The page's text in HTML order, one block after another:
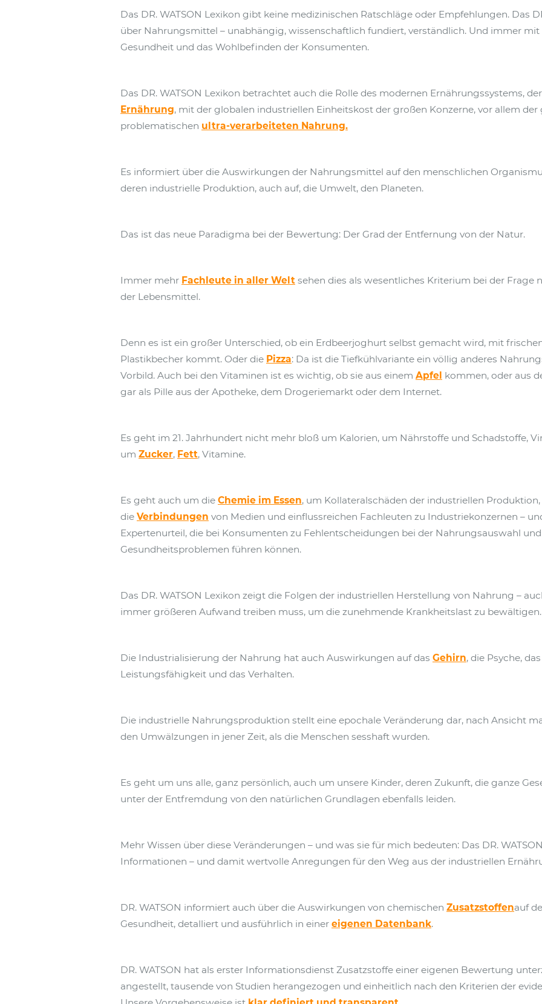
Das DR. WATSON Lexikon gibt keine medizinischen Ratschläge oder Empfehlungen. Das
über Nahrungsmittel – unabhängig, wissenschaftlich fundiert, verständlich. Und immer mit
Gesundheit und das Wohlbefinden der Konsumenten.
Das DR. WATSON Lexikon betrachtet auch die Rolle des modernen Ernährungssystems,
Ernährung, mit der globalen industriellen Einheitskost der großen Konzerne, vor allem
problematischen ultra-verarbeiteten Nahrung.
Es informiert über die Auswirkungen der Nahrungsmittel auf den menschlichen
deren industrielle Produktion, auch auf, die Umwelt, den Planeten.
Das ist das neue Paradigma bei der Bewertung: Der Grad der Entfernung von der Natur.
Immer mehr Fachleute in aller Welt sehen dies als wesentliches Kriterium bei der Frage
der Lebensmittel.
Denn es ist ein großer Unterschied, ob ein Erdbeerjoghurt selbst gemacht wird, mit
Plastikbecher kommt. Oder die Pizza: Da ist die Tiefkühlvariante ein völlig anderes
Vorbild. Auch bei den Vitaminen ist es wichtig, ob sie aus einem Apfel kommen, oder aus
gar als Pille aus der Apotheke, dem Drogeriemarkt oder dem Internet.
Es geht im 21. Jahrhundert nicht mehr bloß um Kalorien, um Nährstoffe und Schadstoffe,
um Zucker, Fett, Vitamine.
Es geht auch um die Chemie im Essen, um Kollateralschäden der industriellen
die Verbindungen von Medien und einflussreichen Fachleuten zu Industriekonzernen –
Expertenurteil, die bei Konsumenten zu Fehlentscheidungen bei der Nahrungsauswahl
Gesundheitsproblemen führen können.
Das DR. WATSON Lexikon zeigt die Folgen der industriellen Herstellung von Nahrung –
immer größeren Aufwand treiben muss, um die zunehmende Krankheitslast zu bewältigen.
Die Industrialisierung der Nahrung hat auch Auswirkungen auf das Gehirn, die Psyche,
Leistungsfähigkeit und das Verhalten.
Die industrielle Nahrungsproduktion stellt eine epochale Veränderung dar, nach Ansicht
den Umwälzungen in jener Zeit, als die Menschen sesshaft wurden.
Es geht um uns alle, ganz persönlich, auch um unsere Kinder, deren Zukunft, die ganze
unter der Entfremdung von den natürlichen Grundlagen ebenfalls leiden.
Mehr Wissen über diese Veränderungen – und was sie für mich bedeuten: Das DR.
Informationen – und damit wertvolle Anregungen für den Weg aus der industriellen
DR. WATSON informiert auch über die Auswirkungen von chemischen Zusatzstoffenauf
Gesundheit, detalliert und ausführlich in einer eigenen Datenbank.
DR. WATSON hat als erster Informationsdienst Zusatzstoffe einer eigenen Bewertung
angestellt, tausende von Studien herangezogen und einheitlich nach den Kriterien der